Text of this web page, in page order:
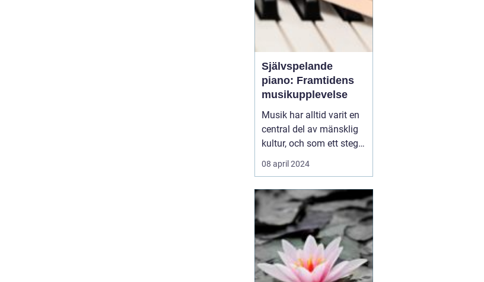
Självspelande
piano: Framtidens
musikupplevelse
Musik har alltid varit en
central del av mänsklig
kultur, och som ett steg i
dess kontinuerliga
utveckling har det
börjat ta en allt viktigare
plats i våra liv. Från att
tidigare ha betraktats
som en ex...
08 april 2024